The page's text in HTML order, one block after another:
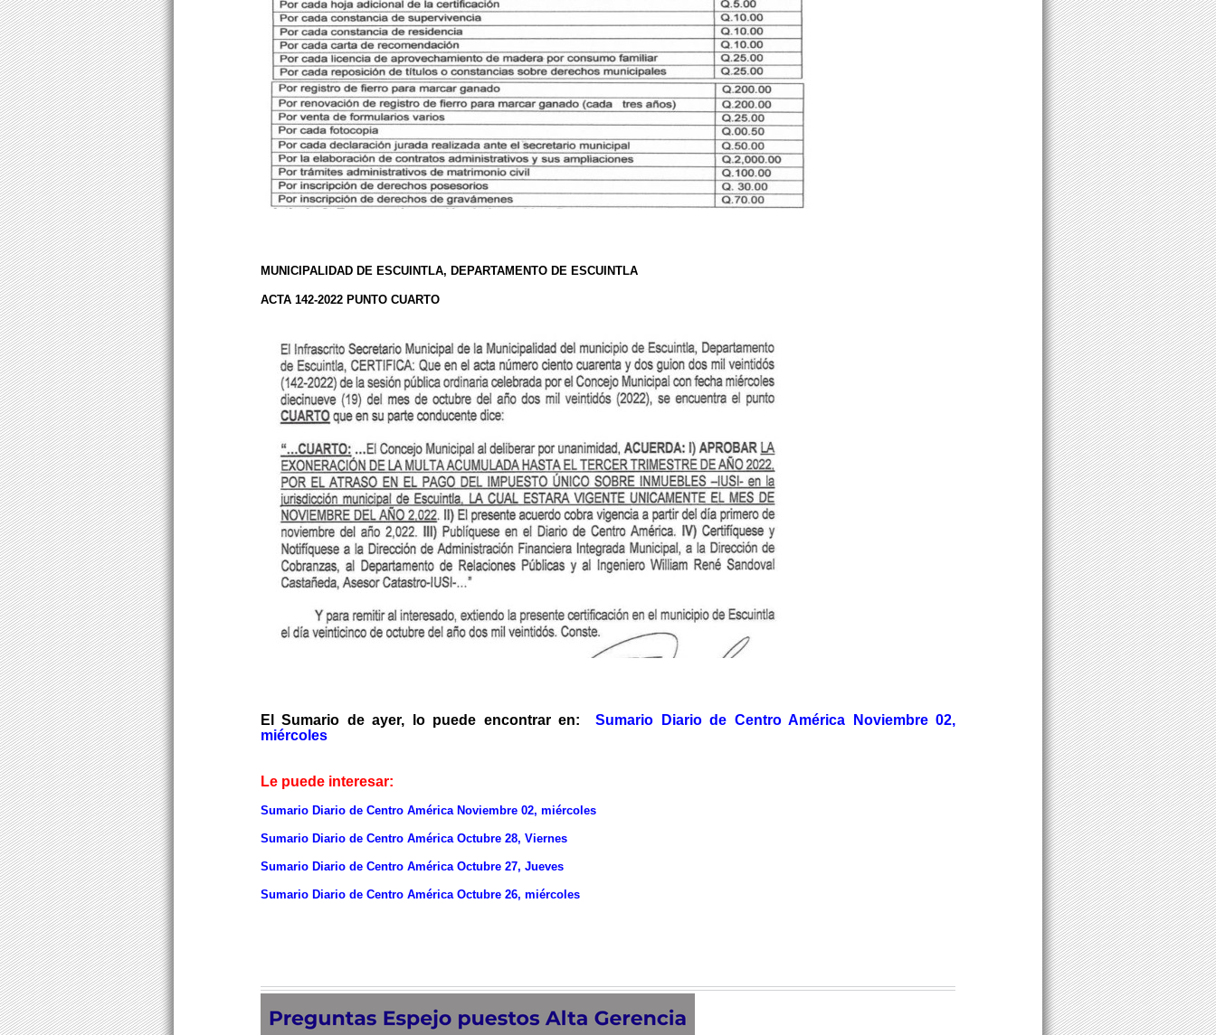
MUNICIPALIDAD DE ESCUINTLA, DEPARTAMENTO DE ESCUINTLA
ACTA 142-2022 PUNTO CUARTO
El Sumario de ayer, lo puede encontrar en:
Sumario Diario de Centro América Noviembre 02,
miércoles
Le puede interesar:
Sumario Diario de Centro América Noviembre 02, miércoles
Sumario Diario de Centro América Octubre 28, Viernes
Sumario Diario de Centro América Octubre 27, Jueves
Sumario Diario de Centro América Octubre 26, miércoles